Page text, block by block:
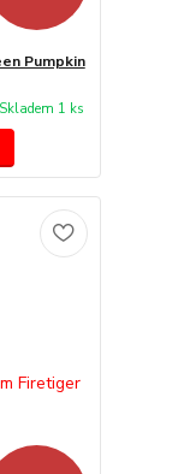
Pumpkin
Skladem 1 ks